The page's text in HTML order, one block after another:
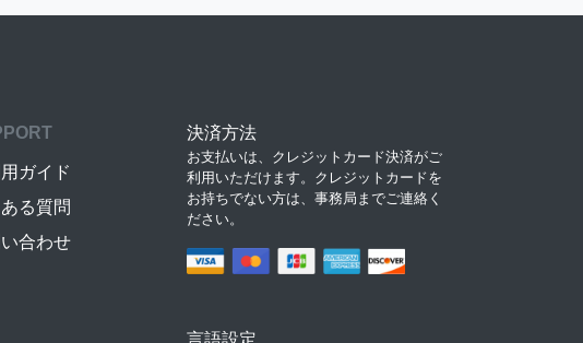
ガイド
る質問
合わせ
決済方法
お支払いは、クレジットカード決済がご
利用いただけます。クレジットカードを
お持ちでない方は、事務局までご連絡く
ださい。
言語設定